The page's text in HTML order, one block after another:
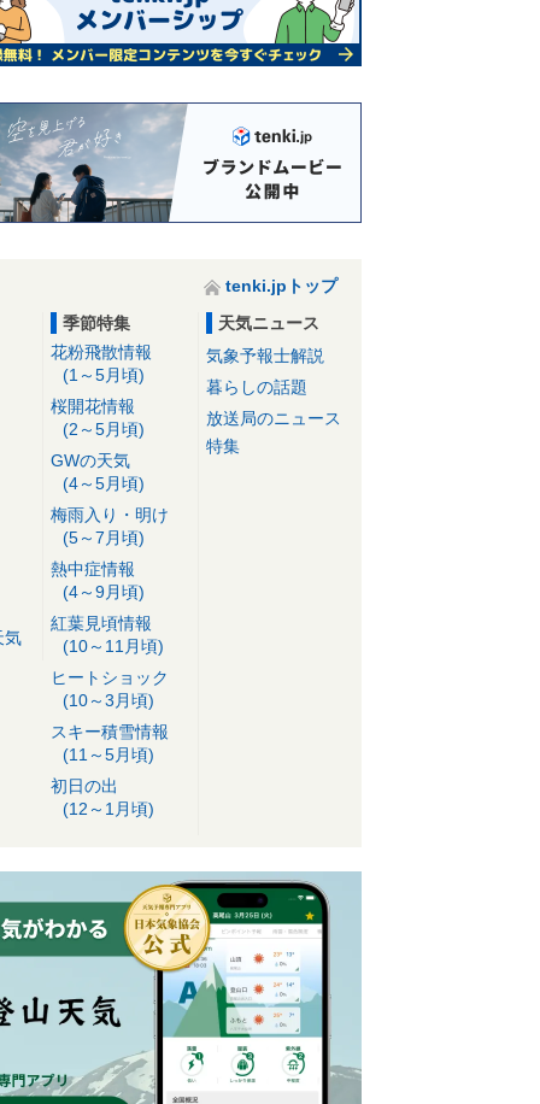
tenki.jpトップ
気
季節特集
花粉飛散情報
(1～5月頃)
桜開花情報
(2～5月頃)
GWの天気
(4～5月頃)
梅雨入り・明け
(5～7月頃)
熱中症情報
(4～9月頃)
紅葉見頃情報
(10～11月頃)
ヒートショック
(10～3月頃)
スキー積雪情報
(11～5月頃)
初日の出
(12～1月頃)
天気ニュース
気象予報士解説
暮らしの話題
放送局のニュース
特集